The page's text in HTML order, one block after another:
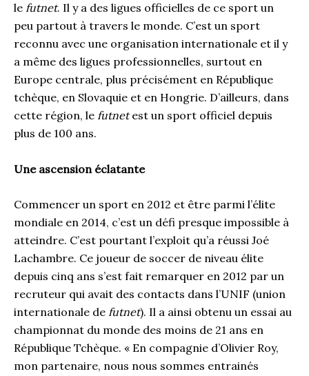
le futnet. Il y a des ligues officielles de ce sport un
peu partout à travers le monde. C’est un sport
reconnu avec une organisation internationale et il y
a même des ligues professionnelles, surtout en
Europe centrale, plus précisément en République
tchèque, en Slovaquie et en Hongrie. D’ailleurs, dans
cette région, le futnetest un sport officiel depuis
plus de 100 ans.
Une ascension éclatante
Commencer un sport en 2012 et être parmi l’élite
mondiale en 2014, c’est un défi presque impossible à
atteindre. C’est pourtant l’exploit qu’a réussi Joé
Lachambre. Ce joueur de soccer de niveau élite
depuis cinq ans s’est fait remarquer en 2012 par un
recruteur qui avait des contacts dans l’UNIF (union
internationale de futnet). Il a ainsi obtenu un essai au
championnat du monde des moins de 21 ans en
République Tchèque. « En compagnie d’Olivier Roy,
mon partenaire, nous nous sommes entrainés